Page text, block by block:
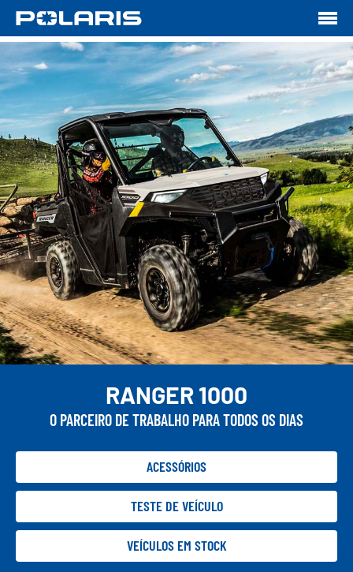
RANGER 1000
O PARCEIRO DE TRABALHO PARA TODOS OS DIAS
ACESSÓRIOS
TESTE DE VEÍCULO
VEÍCULOS EM STOCK